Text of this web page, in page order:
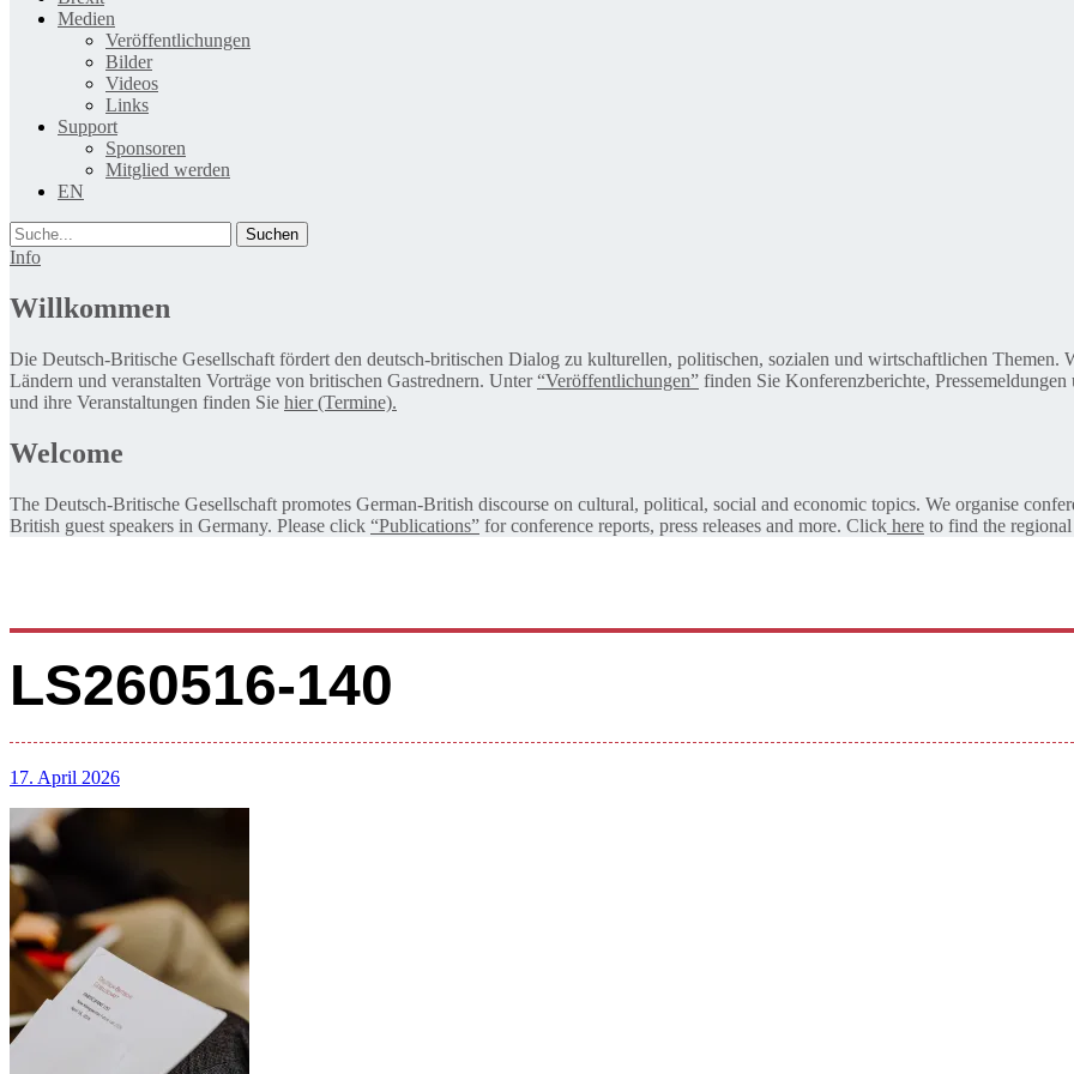
Medien
Veröffentlichungen
Bilder
Videos
Links
Support
Sponsoren
Mitglied werden
EN
Suche
Info
Willkommen
Die Deutsch-Britische Gesellschaft fördert den deutsch-britischen Dialog zu kulturellen, politischen, sozialen und wirtschaftlichen Themen.
Ländern und veranstalten Vorträge von britischen Gastrednern. Unter“Veröffentlichungen” finden Sie Konferenzberichte,
und ihre Veranstaltungen finden Sie hier (Termine).
Welcome
The Deutsch-Britische Gesellschaft promotes German-British discourse on cultural, political, social and economic topics. We organise
British guest speakers in Germany. Please click “Publications” for conference reports, press releases and more. Click here to find the
LS260516-140
17. April 2026